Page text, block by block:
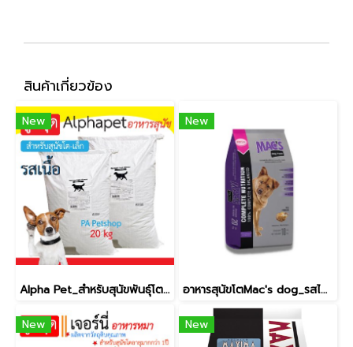
สินค้าเกี่ยวข้อง
New
Alpha Pet_สำหรับสุนัขพันธุ์โตและเล็ก / รสเนื้อ [20kg]
New
อาหารสุนัขโตMac's dog_รสไก่ [10kg]
New New